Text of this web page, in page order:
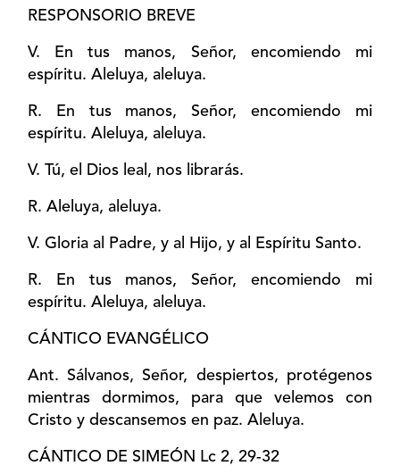
RESPONSORIO BREVE
V. En tus manos, Señor, encomiendo mi
espíritu. Aleluya, aleluya.
R. En tus manos, Señor, encomiendo mi
espíritu. Aleluya, aleluya.
V. Tú, el Dios leal, nos librarás.
R. Aleluya, aleluya.
V. Gloria al Padre, y al Hijo, y al Espíritu Santo.
R. En tus manos, Señor, encomiendo mi
espíritu. Aleluya, aleluya.
CÁNTICO EVANGÉLICO
Ant. Sálvanos, Señor, despiertos, protégenos
mientras dormimos, para que velemos con
Cristo y descansemos en paz. Aleluya.
CÁNTICO DE SIMEÓN Lc 2, 29-32